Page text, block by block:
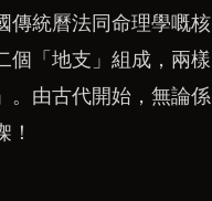
傳統曆法同命理學嘅核
個「地支」組成，兩樣
。由古代開始，無論係